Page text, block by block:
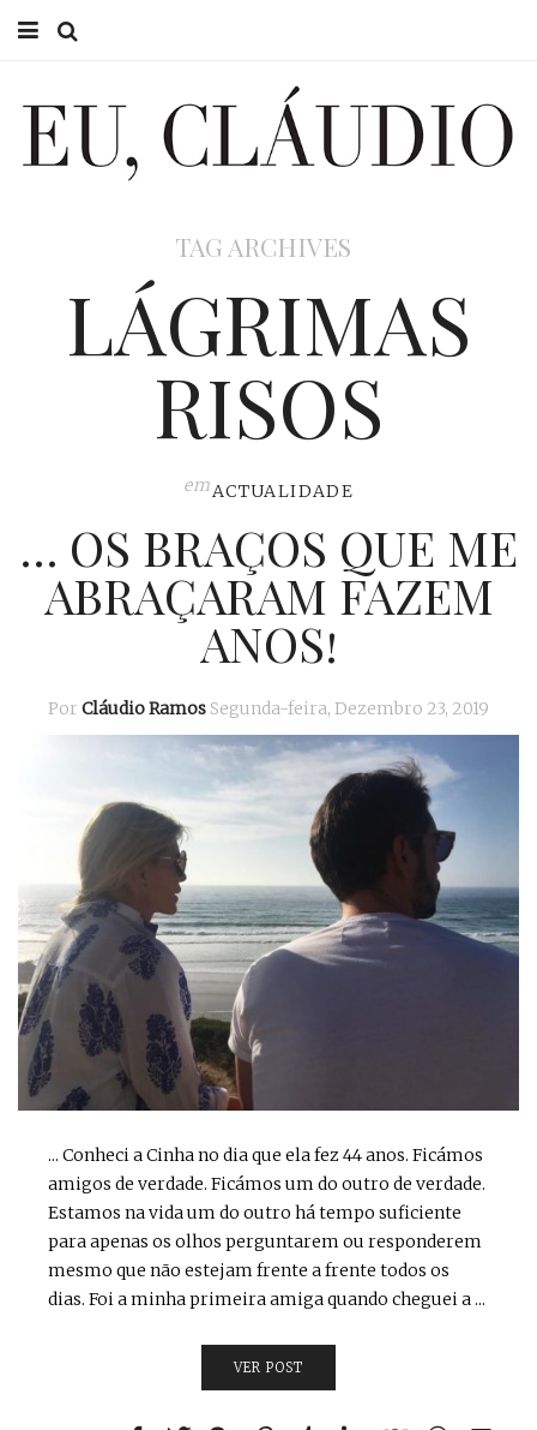
EU CLÁUDIO
TAG ARCHIVES
LÁGRIMAS
RISOS
emACTUALIDADE
… OS BRAÇOS QUE ME
ABRAÇARAM FAZEM
ANOS!
Por Cláudio Ramos Segunda-feira, Dezembro 23, 2019
... Conheci a Cinha no dia que ela fez 44 anos. Ficámos
amigos de verdade. Ficámos um do outro de verdade.
Estamos na vida um do outro há tempo suficiente
para apenas os olhos perguntarem ou responderem
mesmo que não estejam frente a frente todos os
dias. Foi a minha primeira amiga quando cheguei a ...
VER POST